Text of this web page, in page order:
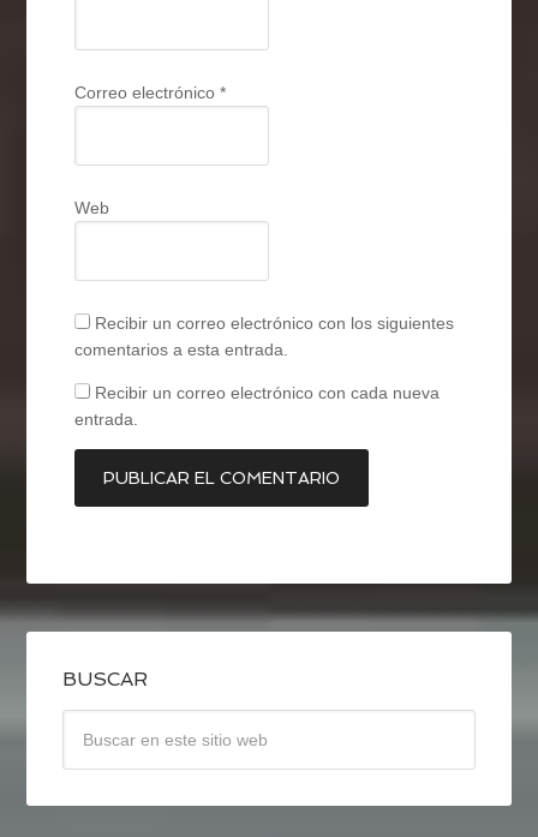
Correo electrónico*
Web
Recibir un correo electrónico con los siguientes
comentarios a esta entrada.
Recibir un correo electrónico con cada nueva
entrada.
BUSCAR